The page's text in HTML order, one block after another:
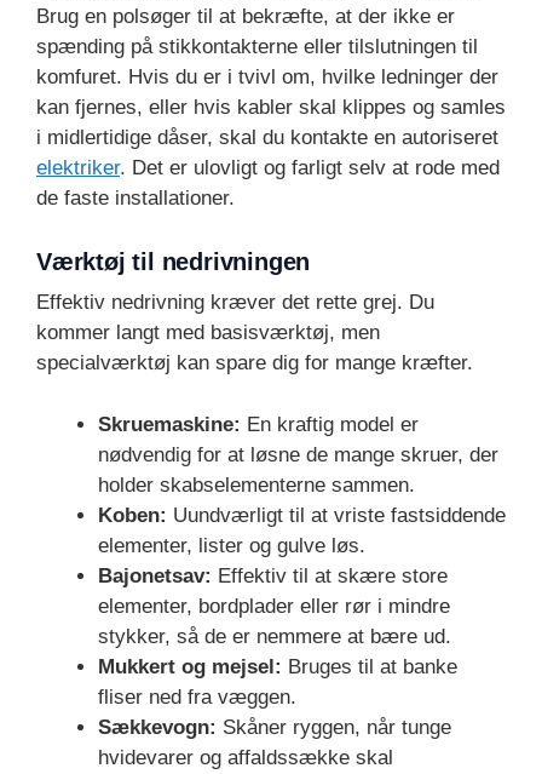
Brug en polsøger til at bekræfte, at der ikke er
spænding på stikkontakterne eller tilslutningen til
komfuret. Hvis du er i tvivl om, hvilke ledninger der
kan fjernes, eller hvis kabler skal klippes og samles
i midlertidige dåser, skal du kontakte en autoriseret
elektriker. Det er ulovligt og farligt selv at rode med
de faste installationer.
Værktøj til nedrivningen
Effektiv nedrivning kræver det rette grej. Du
kommer langt med basisværktøj, men
specialværktøj kan spare dig for mange kræfter.
Skruemaskine: En kraftig model er
nødvendig for at løsne de mange skruer, der
holder skabselementerne sammen.
Koben: Uundværligt til at vriste fastsiddende
elementer, lister og gulve løs.
Bajonetsav: Effektiv til at skære store
elementer, bordplader eller rør i mindre
stykker, så de er nemmere at bære ud.
Mukkert og mejsel: Bruges til at banke
fliser ned fra væggen.
Sækkevogn: Skåner ryggen, når tunge
hvidevarer og affaldssække skal